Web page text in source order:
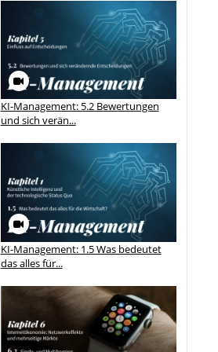
KI-Management: 5.2 Bewertungen
und sich verän...
KI-Management: 1.5 Was bedeutet
das alles für...